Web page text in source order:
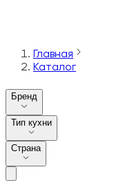
Главная
Каталог
Бренд
Тип кухни
Страна